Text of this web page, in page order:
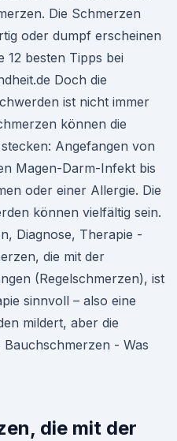
Die Schmerzen
oder dumpf erscheinen
12 besten Tipps bei
Doch die
ist nicht immer
können die
Angefangen von
Magen-Darm-Infekt bis
oder einer Allergie. Die
können vielfältig sein.
Diagnose, Therapie -
die mit der
(Regelschmerzen), ist
sinnvoll – also eine
mildert, aber die
- Was
die mit der